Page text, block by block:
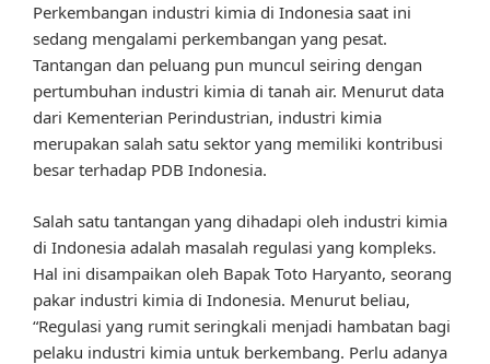
Perkembangan industri kimia di Indonesia saat ini
sedang mengalami perkembangan yang pesat.
Tantangan dan peluang pun muncul seiring dengan
pertumbuhan industri kimia di tanah air. Menurut data
dari Kementerian Perindustrian, industri kimia
merupakan salah satu sektor yang memiliki kontribusi
besar terhadap PDB Indonesia.
Salah satu tantangan yang dihadapi oleh industri kimia
di Indonesia adalah masalah regulasi yang kompleks.
Hal ini disampaikan oleh Bapak Toto Haryanto, seorang
pakar industri kimia di Indonesia. Menurut beliau,
“Regulasi yang rumit seringkali menjadi hambatan bagi
pelaku industri kimia untuk berkembang. Perlu adanya